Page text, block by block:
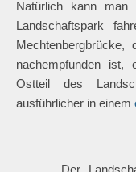
Natürlich kann
Landschaftspark
Mechtenbergbrücke,
nachempfunden ist,
Ostteil des
ausführlicher in einem